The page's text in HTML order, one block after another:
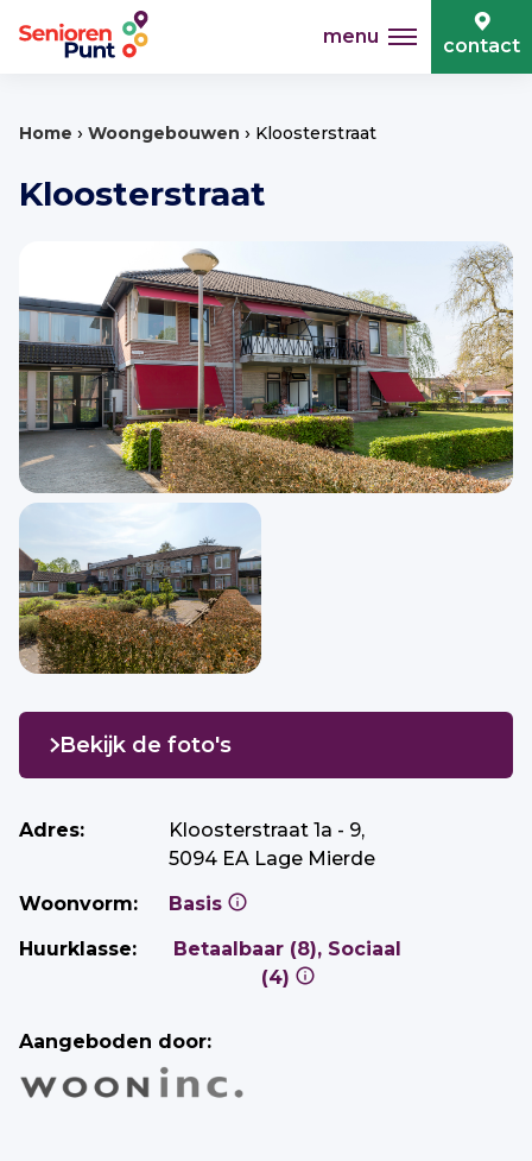
menu contact
Home › Woongebouwen › Kloosterstraat
Kloosterstraat
Adres:
Kloosterstraat 1a - 9,
5094 EA Lage Mierde
Woonvorm:
Basis
Huurklasse:
Betaalbaar (8), Sociaal
(4)
Aangeboden door:
Bekijk de foto's